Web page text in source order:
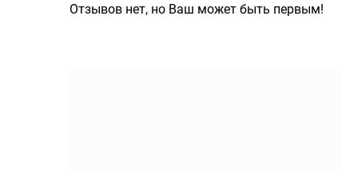
Отзывов нет, но Ваш может быть первым!